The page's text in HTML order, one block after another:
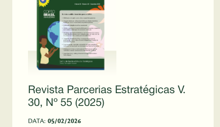
Revista Parcerias Estratégicas V.
30, Nº 55 (2025)
DATA: 05/02/2026